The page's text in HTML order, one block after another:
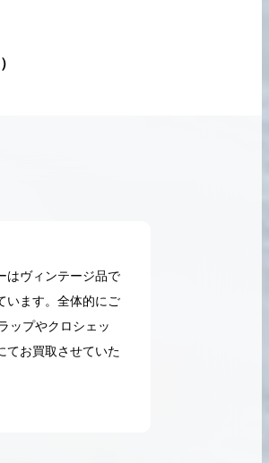
）
はヴィンテージ品で
います。全体的にご
ップやクロシェッ
てお買取させていた